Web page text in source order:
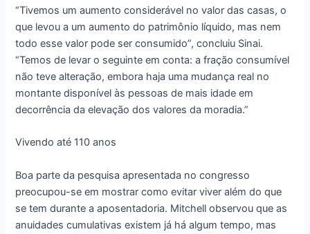
“Tivemos um aumento considerável no valor das casas, o
que levou a um aumento do patrimônio líquido, mas nem
todo esse valor pode ser consumido”, concluiu Sinai.
“Temos de levar o seguinte em conta: a fração consumível
não teve alteração, embora haja uma mudança real no
montante disponível às pessoas de mais idade em
decorrência da elevação dos valores da moradia.”
Vivendo até 110 anos
Boa parte da pesquisa apresentada no congresso
preocupou-se em mostrar como evitar viver além do que
se tem durante a aposentadoria. Mitchell observou que as
anuidades cumulativas existem já há algum tempo, mas